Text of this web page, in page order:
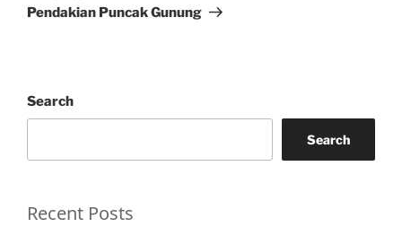
Pendakian Puncak Gunung
Search
Search
Recent Posts